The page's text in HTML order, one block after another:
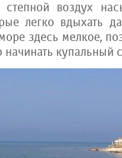
воздух
легко вдыхать
здесь мелкое,
купальный